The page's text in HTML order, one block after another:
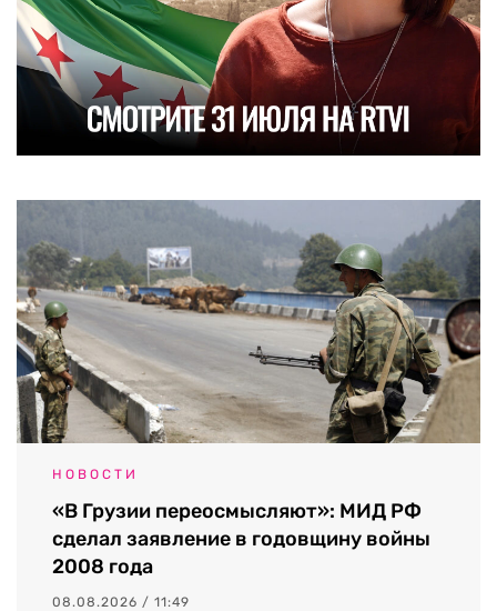
НОВОСТИ
«В Грузии переосмысляют»: МИД РФ
сделал заявление в годовщину войны
2008 года
08.08.2026 / 11:49